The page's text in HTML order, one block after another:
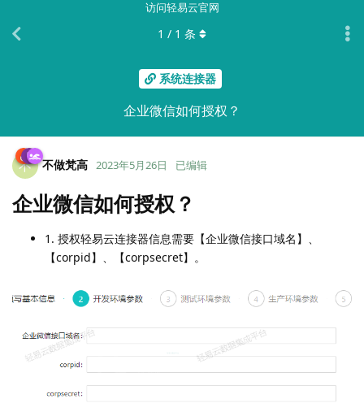
访问轻易云官网
系统连接器
企业微信如何授权？
1 / 1 条
不 不做梵高 2023年5月26日 已编辑
企业微信如何授权？
1. 授权轻易云连接器信息需要【企业微信接口域名】、
【corpid】、【corpsecret】。